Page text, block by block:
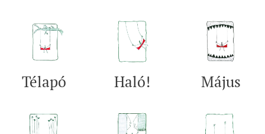
Télapó Haló! Május